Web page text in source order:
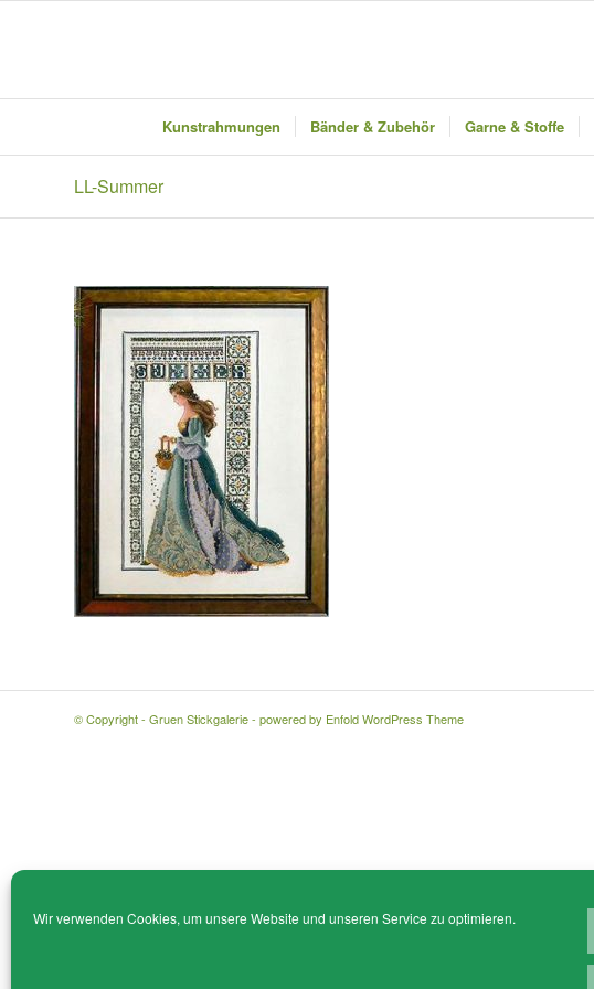
Wir verwenden Cookies, um unsere Website und unseren Service zu optimieren.
Kunstrahmungen Bänder & Zubehör Garne & Stoffe
LL-Summer
© Copyright - Gruen Stickgalerie - powered by Enfold WordPress Theme